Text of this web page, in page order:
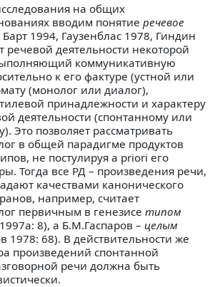
на общих
вводим понятие речевое
Барт 1994, Гаузенблас 1978, Гиндин
речевой деятельности некоторой
коммуникативную
к его фактуре (устной или
(монолог или диалог),
принадлежности и характеру
деятельности (спонтанному или
Это позволяет рассматривать
в общей парадигме продуктов
не постулируя a priori его
Тогда все РД – произведения речи,
качествами канонического
например, считает
первичным в генезисе типом
8), а Б.М.Гаспаров – целым
1978: 68). В действительности же
произведений спонтанной
речи должна быть